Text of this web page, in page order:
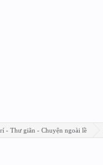
- Thư giãn - Chuyện ngoài lề